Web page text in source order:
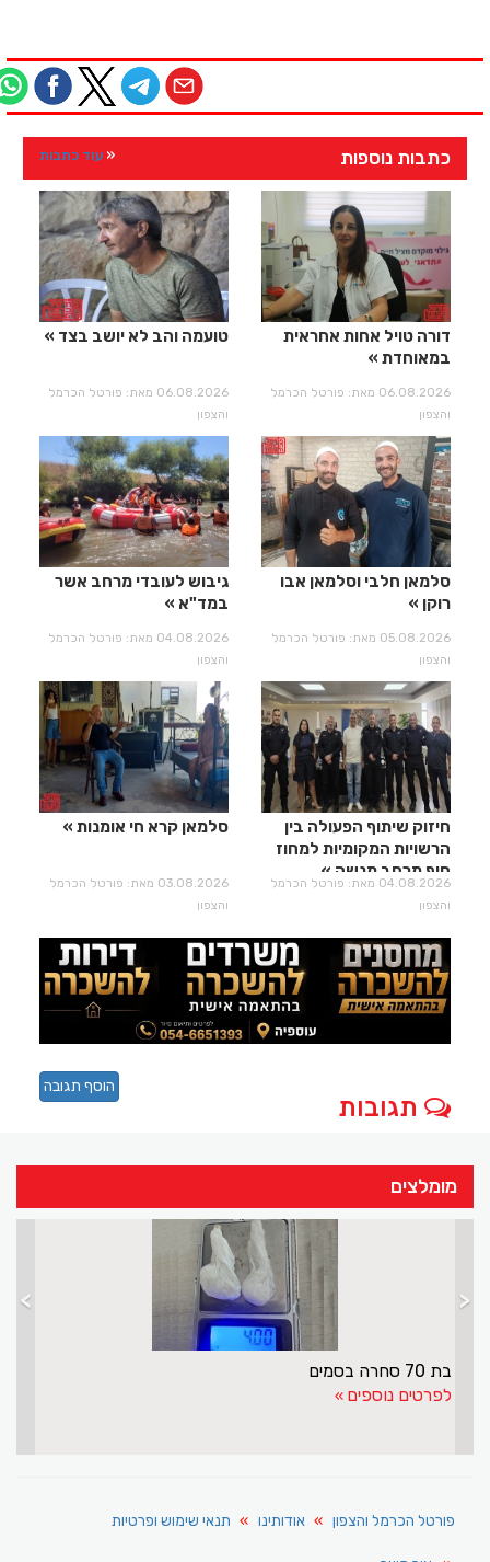
כתבות נוספות עוד כתבות
דורה טויל אחות אחראית
במאוחדת
06.08.2026 מאת: פורטל הכרמל
והצפון
טועמה והב לא יושב בצד
06.08.2026 מאת: פורטל הכרמל
והצפון
סלמאן חלבי וסלמאן אבו
רוקן
05.08.2026 מאת: פורטל הכרמל
והצפון
גיבוש לעובדי מרחב אשר
במד"א
04.08.2026 מאת: פורטל הכרמל
והצפון
חיזוק שיתוף הפעולה בין
הרשויות המקומיות למחוז
חוף מרחב מנשה
04.08.2026 מאת: פורטל הכרמל
והצפון
סלמאן קרא חי אומנות
03.08.2026 מאת: פורטל הכרמל
והצפון
תגובות
הוסף תגובה
מומלצים
בת 70 סחרה בסמים
לפרטים נוספים
> <
פורטל הכרמל והצפון אודותינו תנאי שימוש ופרטיות